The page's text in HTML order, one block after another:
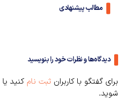
مطالب پیشنهادی
دیدگاه‌ها و نظرات خود را بنویسید
برای گفتگو با کاربران ثبت نام کنید یا
شوید.